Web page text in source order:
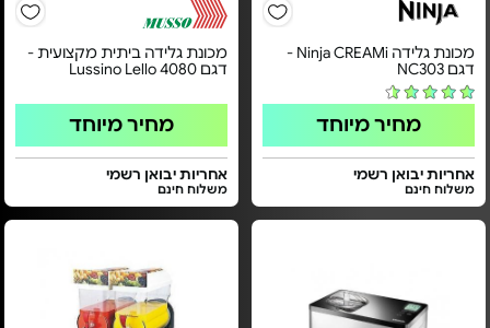
מכונת גלידה Ninja CREAMi -
דגם NC303
מחיר מיוחד
אחריות יבואן רשמי
משלוח חינם
מכונת גלידה ביתית מקצועית -
דגם Lussino Lello 4080
מחיר מיוחד
אחריות יבואן רשמי
משלוח חינם